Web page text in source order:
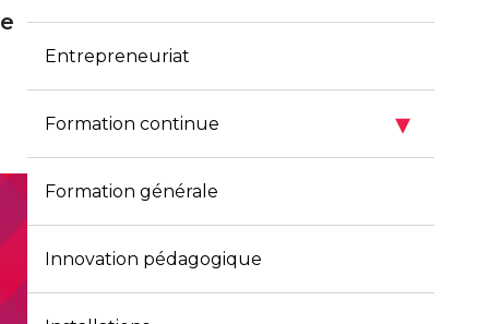
Entrepreneuriat
Formation continue ▾
Formation générale
Innovation pédagogique